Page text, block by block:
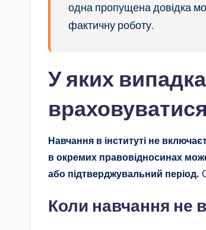
одна пропущена довідка
фактичну роботу.
У яких
Навчання в інституті не
в окремих правовідносинах
або підтверджувальний період.
Коли навчання не